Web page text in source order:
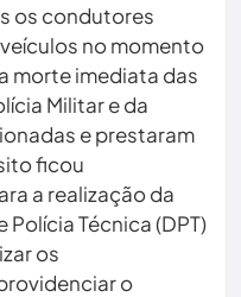
os condutores
no momento
morte imediata das
Militar e da
e prestaram
ficou
a realização da
Técnica (DPT)
os
o